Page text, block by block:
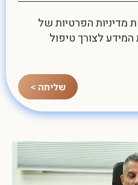
מדיניות הפרטיותשל
לצורך טיפול
שליחה >